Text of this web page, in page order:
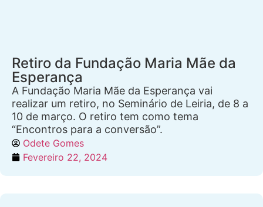
Retiro da Fundação Maria Mãe da
Esperança
A Fundação Maria Mãe da Esperança vai
realizar um retiro, no Seminário de Leiria, de 8 a
10 de março. O retiro tem como tema
“Encontros para a conversão”.
Odete Gomes
Fevereiro 22, 2024